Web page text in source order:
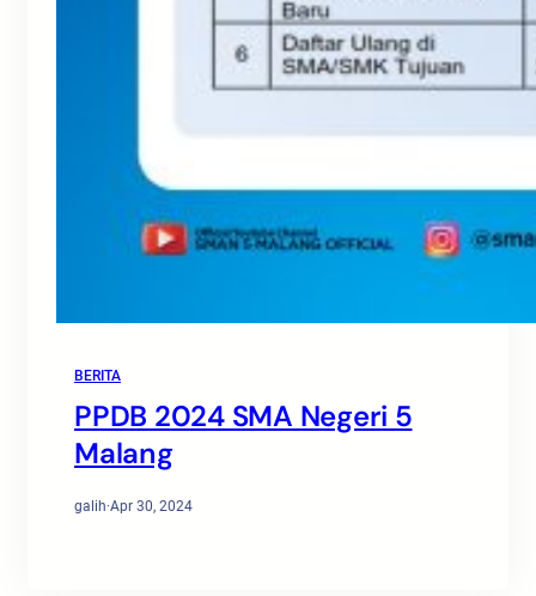
BERITA
PPDB 2024 SMA Negeri 5
Malang
galih·Apr 30, 2024